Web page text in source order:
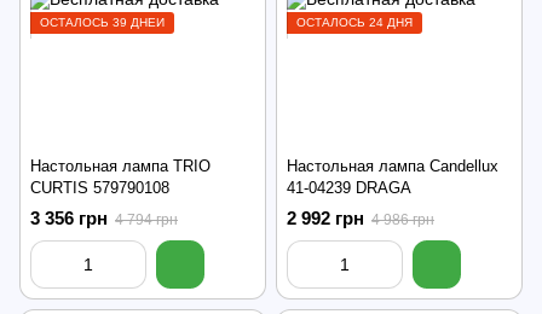
ОСТАЛОСЬ 39 ДНЕЙ
Настольная лампа TRIO
CURTIS 579790108
3 356 грн 4 794 грн
ОСТАЛОСЬ 24 ДНЯ
Настольная лампа Candellux
41-04239 DRAGA
2 992 грн 4 986 грн